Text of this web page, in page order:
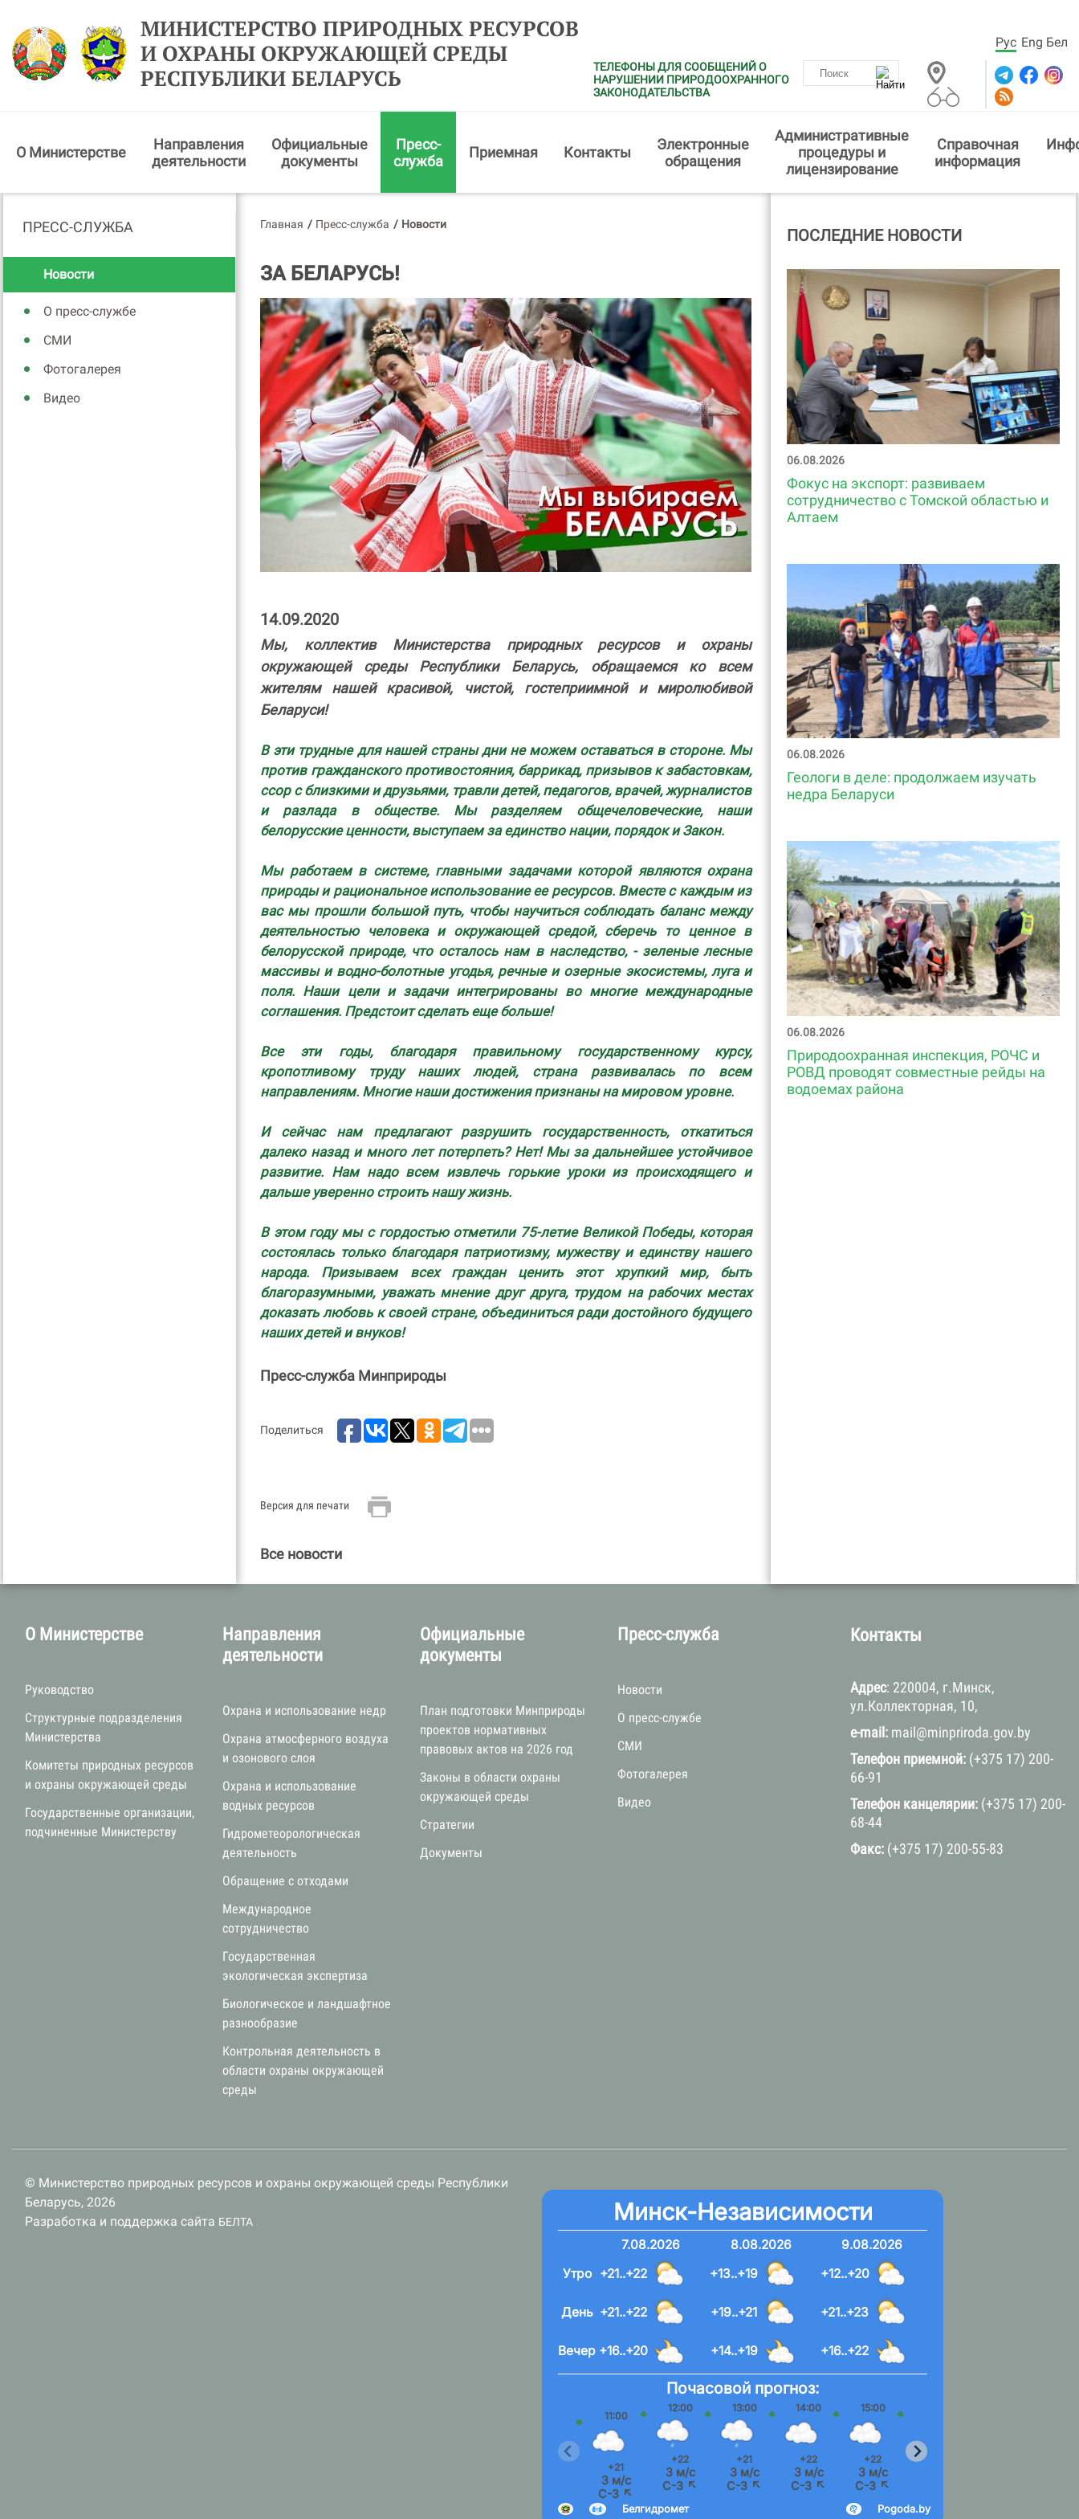
МИНИСТЕРСТВО ПРИРОДНЫХ РЕСУРСОВ
И ОХРАНЫ ОКРУЖАЮЩЕЙ СРЕДЫ
РЕСПУБЛИКИ БЕЛАРУСЬ
Рус Eng Бел
ТЕЛЕФОНЫ ДЛЯ СООБЩЕНИЙ О
НАРУШЕНИИ ПРИРОДООХРАННОГО
ЗАКОНОДАТЕЛЬСТВА
О Министерстве
Направления
деятельности
Официальные
документы
Пресс-
служба
Приемная Контакты
Электронные
обращения
Административные
процедуры и
лицензирование
Справочная
информация
ПРЕСС-СЛУЖБА
Новости
О пресс-службе
СМИ
Фотогалерея
Видео
Главная / Пресс-служба / Новости
ЗА БЕЛАРУСЬ!
14.09.2020
Мы, коллектив Министерства природных ресурсов и охраны
окружающей среды Республики Беларусь, обращаемся ко всем
жителям нашей красивой, чистой, гостеприимной и миролюбивой
Беларуси!
В эти трудные для нашей страны дни не можем оставаться в стороне. Мы
против гражданского противостояния, баррикад, призывов к забастовкам,
ссор с близкими и друзьями, травли детей, педагогов, врачей, журналистов
и разлада в обществе. Мы разделяем общечеловеческие, наши
белорусские ценности, выступаем за единство нации, порядок и Закон.
Мы работаем в системе, главными задачами которой являются охрана
природы и рациональное использование ее ресурсов. Вместе с каждым из
вас мы прошли большой путь, чтобы научиться соблюдать баланс между
деятельностью человека и окружающей средой, сберечь то ценное в
белорусской природе, что осталось нам в наследство, - зеленые лесные
массивы и водно-болотные угодья, речные и озерные экосистемы, луга и
поля. Наши цели и задачи интегрированы во многие международные
соглашения. Предстоит сделать еще больше!
Все эти годы, благодаря правильному государственному курсу,
кропотливому труду наших людей, страна развивалась по всем
направлениям. Многие наши достижения признаны на мировом уровне.
И сейчас нам предлагают разрушить государственность, откатиться
далеко назад и много лет потерпеть? Нет! Мы за дальнейшее устойчивое
развитие. Нам надо всем извлечь горькие уроки из происходящего и
дальше уверенно строить нашу жизнь.
В этом году мы с гордостью отметили 75-летие Великой Победы, которая
состоялась только благодаря патриотизму, мужеству и единству нашего
народа. Призываем всех граждан ценить этот хрупкий мир, быть
благоразумными, уважать мнение друг друга, трудом на рабочих местах
доказать любовь к своей стране, объединиться ради достойного будущего
наших детей и внуков!
Пресс-служба Минприроды
Поделиться
Версия для печати
Все новости
ПОСЛЕДНИЕ НОВОСТИ
06.08.2026
Фокус на экспорт: развиваем
сотрудничество с Томской областью и
Алтаем
06.08.2026
Геологи в деле: продолжаем изучать
недра Беларуси
06.08.2026
Природоохранная инспекция, РОЧС и
РОВД проводят совместные рейды на
водоемах района
О Министерстве
Руководство
Структурные подразделения
Министерства
Комитеты природных ресурсов
и охраны окружающей среды
Государственные организации,
подчиненные Министерству
Направления
деятельности
Охрана и использование недр
Охрана атмосферного воздуха
и озонового слоя
Охрана и использование
водных ресурсов
Гидрометеорологическая
деятельность
Обращение с отходами
Международное
сотрудничество
Государственная
экологическая экспертиза
Биологическое и ландшафтное
разнообразие
Контрольная деятельность в
области охраны окружающей
среды
Официальные
документы
План подготовки Минприроды
проектов нормативных
правовых актов на 2026 год
Законы в области охраны
окружающей среды
Стратегии
Документы
Пресс-служба
Новости
О пресс-службе
СМИ
Фотогалерея
Видео
Контакты
Адрес: 220004, г.Минск,
ул.Коллекторная, 10,
e-mail: mail@minpriroda.gov.by
Телефон приемной: (+375 17) 200-
66-91
Телефон канцелярии: (+375 17) 200-
68-44
Факс: (+375 17) 200-55-83
© Министерство природных ресурсов и охраны окружающей среды Республики
Беларусь, 2026
Разработка и поддержка сайта БЕЛТА Минск-Независимости
7.08.2026
+21..+22
+21..+22
+16..+20
8.08.2026
+13..+19
+19..+21
+14..+19
9.08.2026
+12..+20
+21..+23
+16..+22
Вечер
День
Утро
Почасовой прогноз:
11:00
+21
3 м/с
С-З ↖
12:00
+22
3 м/с
С-З ↖
13:00
+21
3 м/с
С-З ↖
14:00
+22
3 м/с
С-З ↖
15:00
+22
3 м/с
С-З ↖
Pogoda.by
Белгидромет